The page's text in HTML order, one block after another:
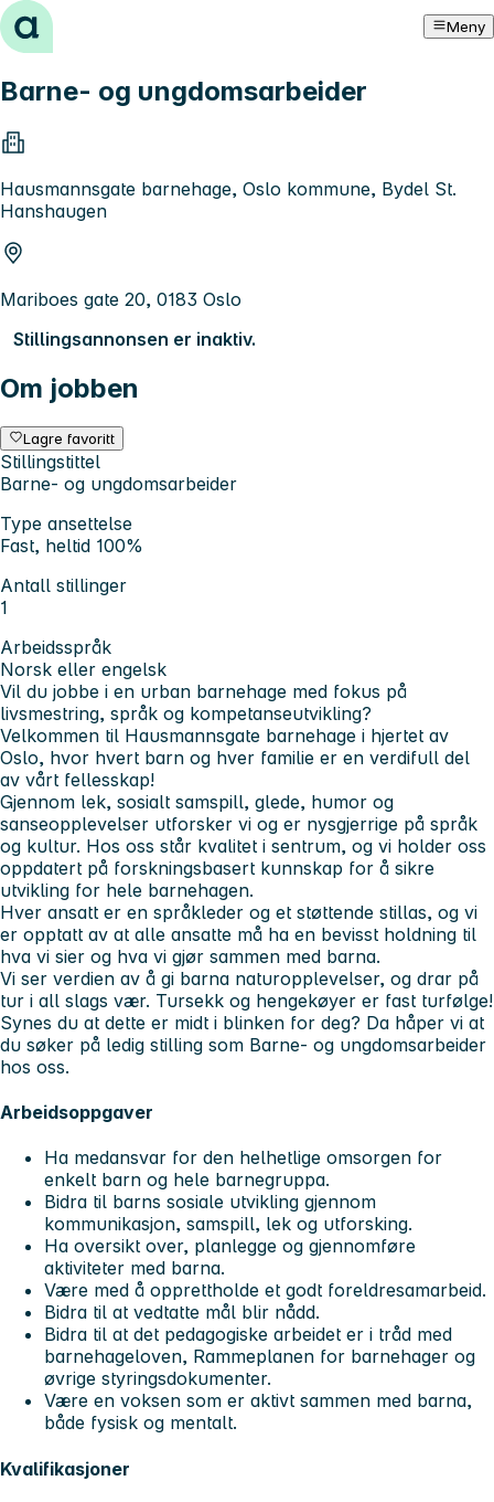
Hopp til innhold Meny
Barne- og ungdomsarbeider
Hausmannsgate barnehage, Oslo kommune, Bydel St.
Hanshaugen
Mariboes gate 20, 0183 Oslo
Stillingsannonsen er inaktiv.
Om jobben
Lagre favoritt
Stillingstittel
Barne- og ungdomsarbeider
Type ansettelse
Fast, heltid 100%
Antall stillinger
1
Arbeidsspråk
Norsk eller engelsk
Vil du jobbe i en urban barnehage med fokus på
livsmestring, språk og kompetanseutvikling?
Velkommen til Hausmannsgate barnehage i hjertet av
Oslo, hvor hvert barn og hver familie er en verdifull del
av vårt fellesskap!
Gjennom lek, sosialt samspill, glede, humor og
sanseopplevelser utforsker vi og er nysgjerrige på språk
og kultur. Hos oss står kvalitet i sentrum, og vi holder oss
oppdatert på forskningsbasert kunnskap for å sikre
utvikling for hele barnehagen.
Hver ansatt er en språkleder og et støttende stillas, og vi
er opptatt av at alle ansatte må ha en bevisst holdning til
hva vi sier og hva vi gjør sammen med barna.
Vi ser verdien av å gi barna naturopplevelser, og drar på
tur i all slags vær. Tursekk og hengekøyer er fast turfølge!
Synes du at dette er midt i blinken for deg? Da håper vi at
du søker på ledig stilling som Barne- og ungdomsarbeider
hos oss.
Arbeidsoppgaver
Ha medansvar for den helhetlige omsorgen for
enkelt barn og hele barnegruppa.
Bidra til barns sosiale utvikling gjennom
kommunikasjon, samspill, lek og utforsking.
Ha oversikt over, planlegge og gjennomføre
aktiviteter med barna.
Være med å opprettholde et godt foreldresamarbeid.
Bidra til at vedtatte mål blir nådd.
Bidra til at det pedagogiske arbeidet er i tråd med
barnehageloven, Rammeplanen for barnehager og
øvrige styringsdokumenter.
Være en voksen som er aktivt sammen med barna,
både fysisk og mentalt.
Kvalifikasjoner